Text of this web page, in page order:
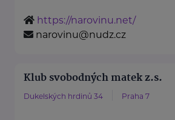
https://narovinu.net/
narovinu@nudz.cz
Klub svobodných matek z.s.
Dukelských hrdinů 34 Praha 7